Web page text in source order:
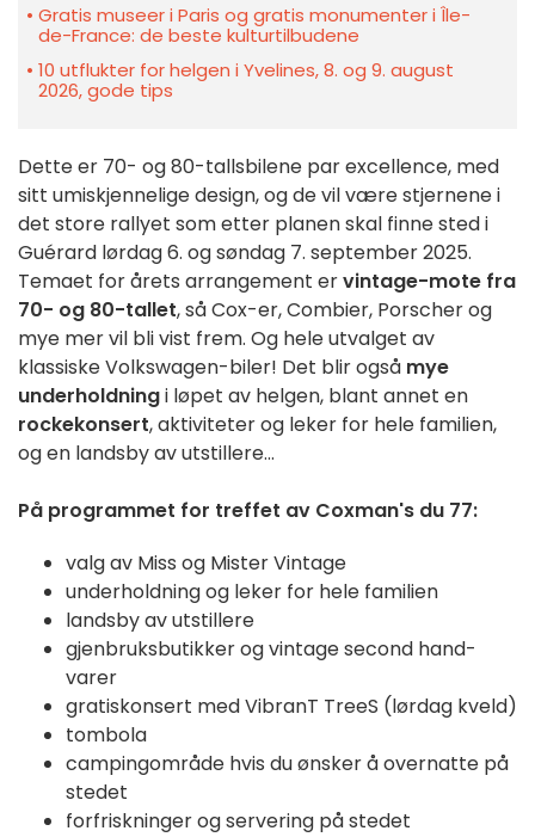
Gratis museer i Paris og gratis monumenter i Île-
de-France: de beste kulturtilbudene
10 utflukter for helgen i Yvelines, 8. og 9. august
2026, gode tips
Dette er 70- og 80-tallsbilene par excellence, med
sitt umiskjennelige design, og de vil være stjernene i
det store rallyet som etter planen skal finne sted i
Guérard lørdag 6. og søndag 7. september 2025.
Temaet for årets arrangement ervintage-mote fra
70- og 80-tallet, så Cox-er, Combier, Porscher og
mye mer vil bli vist frem. Og hele utvalget av
klassiske Volkswagen-biler! Det blir også mye
underholdningi løpet av helgen, blant annet en
rockekonsert, aktiviteter og leker for hele familien,
og en landsby av utstillere...
På programmet for treffet av Coxman's du 77:
valg av Miss og Mister Vintage
underholdning og leker for hele familien
landsby av utstillere
gjenbruksbutikker og vintage second hand-
varer
gratiskonsert med VibranT TreeS (lørdag kveld)
tombola
campingområde hvis du ønsker å overnatte på
stedet
forfriskninger og servering på stedet